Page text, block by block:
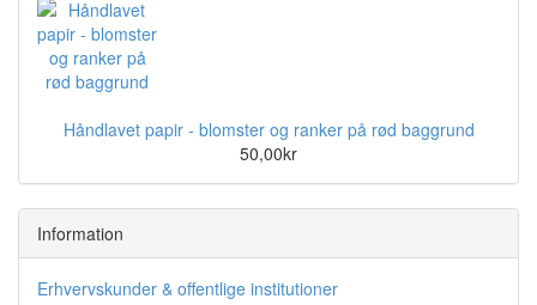
Håndlavet papir - blomster og ranker på rød baggrund
50,00kr
Information
Erhvervskunder & offentlige institutioner